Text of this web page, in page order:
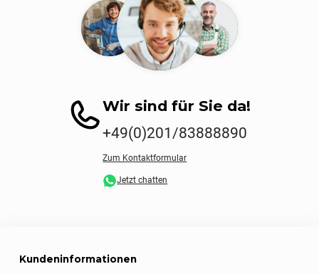
Wir sind für Sie da!
+49(0)201/83888890
Zum Kontaktformular
Jetzt chatten
Kundeninformationen